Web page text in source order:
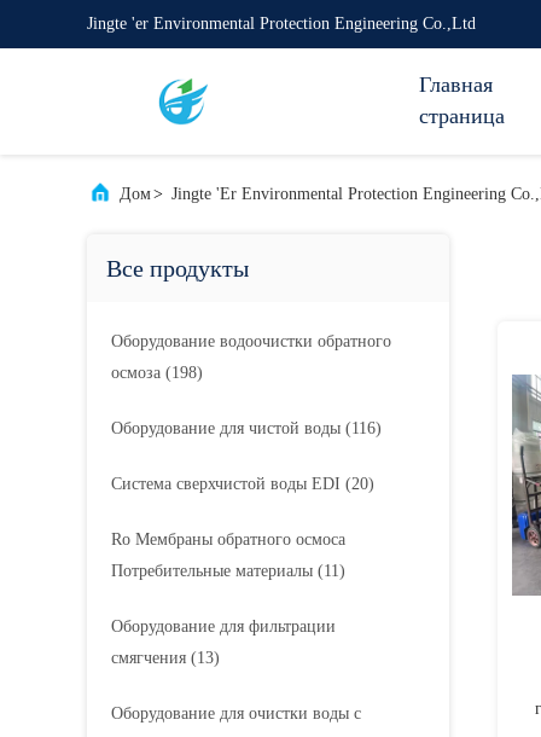
Jingte 'er Environmental Protection Engineering Co.,Ltd
Главная
страница
Дом> Jingte 'er Environmental Protection Engineering
Все продукты
Оборудование водоочистки обратного
осмоза (198)
Оборудование для чистой воды (116)
Система сверхчистой воды EDI (20)
Ro Мембраны обратного осмоса
Потребительные материалы (11)
Оборудование для фильтрации
смягчения (13)
Оборудование для очистки воды с